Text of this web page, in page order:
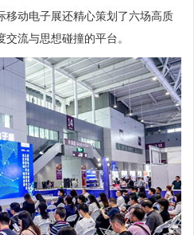
移动电子展还精心策划了六场高质
流与思想碰撞的平台。